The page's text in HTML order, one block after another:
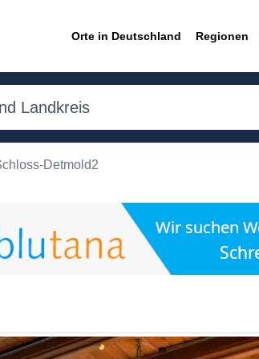
Orte in Deutschland Regionen
Detmold2